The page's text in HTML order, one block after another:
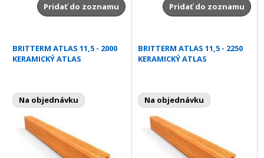
Pridať do zoznamu Pridať do zoznamu
BRITTERM ATLAS 11,5 - 2000
KERAMICKÝ ATLAS
Na objednávku
BRITTERM ATLAS 11,5 - 2250
KERAMICKÝ ATLAS
Na objednávku